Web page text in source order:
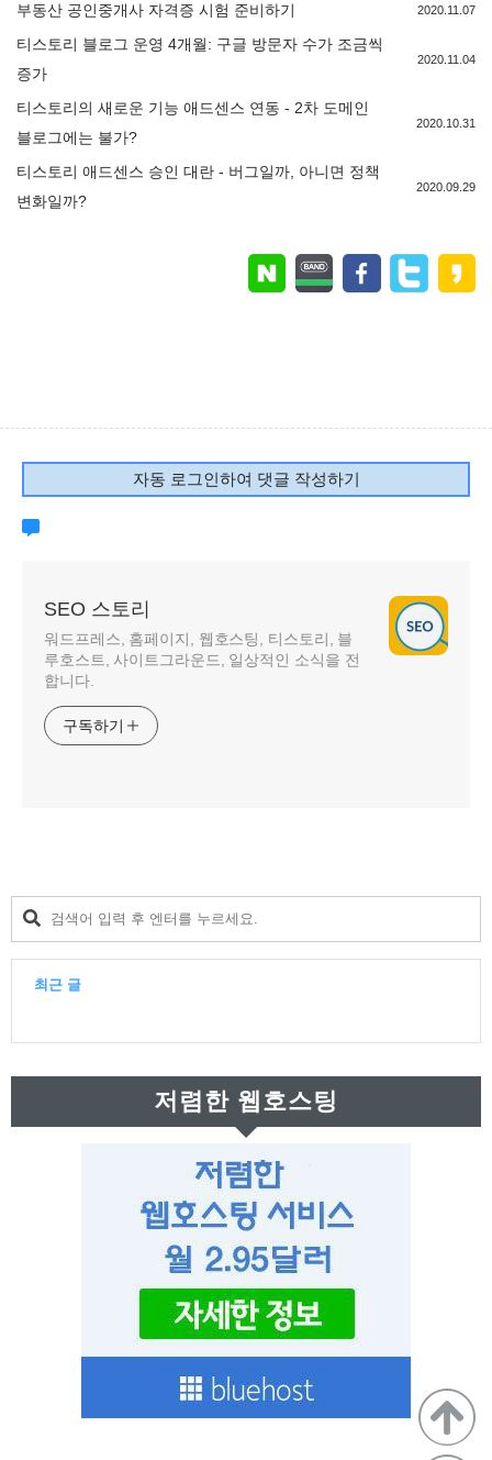
부동산 공인중개사 자격증 시험 준비하기 2020.11.07
티스토리 블로그 운영 4개월: 구글 방문자 수가 조금씩
증가
2020.11.04
티스토리의 새로운 기능 애드센스 연동 - 2차 도메인
블로그에는 불가?
2020.10.31
티스토리 애드센스 승인 대란 - 버그일까, 아니면 정책
변화일까?
2020.09.29
자동 로그인하여 댓글 작성하기
SEO 스토리
워드프레스, 홈페이지, 웹호스팅, 티스토리, 블
루호스트, 사이트그라운드, 일상적인 소식을 전
합니다.
구독하기
최근 글
최
근
저렴한 웹호스팅